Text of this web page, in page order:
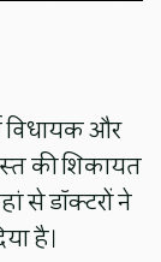
विधायक और
की शिकायत
से डॉक्टरों ने
है।